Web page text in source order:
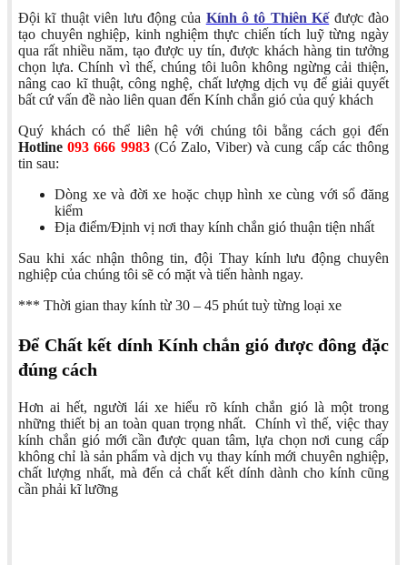
Đội kĩ thuật viên lưu động của Kính ô tô Thiên Kếđược đào
tạo chuyên nghiệp, kinh nghiệm thực chiến tích luỹ từng ngày
qua rất nhiều năm, tạo được uy tín, được khách hàng tin tưởng
chọn lựa. Chính vì thế, chúng tôi luôn không ngừng cải thiện,
nâng cao kĩ thuật, công nghệ, chất lượng dịch vụ để giải quyết
bất cứ vấn đề nào liên quan đến Kính chắn gió của quý khách
Quý khách có thể liên hệ với chúng tôi bằng cách gọi đến
Hotline093 666 9983(Có Zalo, Viber) và cung cấp các thông
tin sau:
Dòng xe và đời xe hoặc chụp hình xe cùng với sổ đăng
kiểm
Địa điểm/Định vị nơi thay kính chắn gió thuận tiện nhất
Sau khi xác nhận thông tin, đội Thay kính lưu động chuyên
nghiệp của chúng tôi sẽ có mặt và tiến hành ngay.
*** Thời gian thay kính từ 30 – 45 phút tuỳ từng loại xe
Để Chất kết dính Kính chắn gió được đông đặc
đúng cách
Hơn ai hết, người lái xe hiểu rõ kính chắn gió là một trong
những thiết bị an toàn quan trọng nhất.
Chính vì thế, việc thay
kính chắn gió mới cần được quan tâm, lựa chọn nơi cung cấp
không chỉ là sản phẩm và dịch vụ thay kính mới chuyên nghiệp,
chất lượng nhất, mà đến cả chất kết dính dành cho kính cũng
cần phải kĩ lưỡng